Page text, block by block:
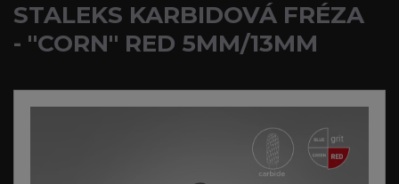
STALEKS KARBIDOVÁ FRÉZA
- "CORN" RED 5MM/13MM